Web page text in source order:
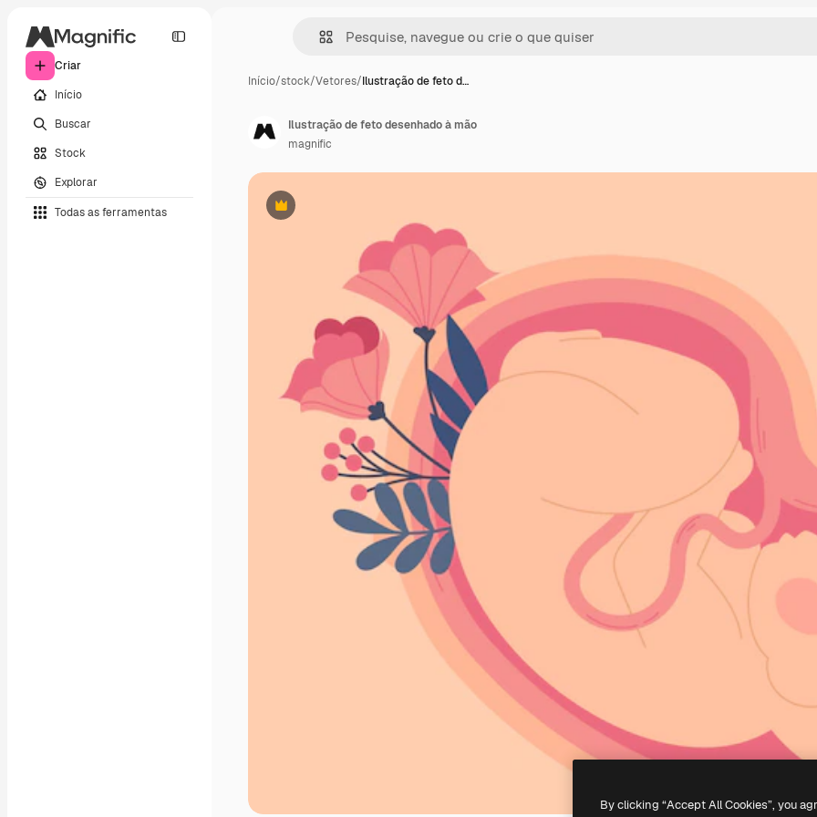
Criar
Início
Buscar
Stock
Explorar
Todas as ferramentas
Início/stock/Vetores/Ilustração de feto d…
Premium
Ilustração de feto desenhado à mão
magnific
By clicking “Accept All Cookies”, you